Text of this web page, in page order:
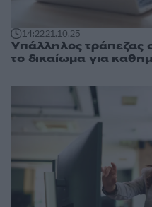
14:2221.10.25
Υπάλληλος τράπεζας
το δικαίωμα για